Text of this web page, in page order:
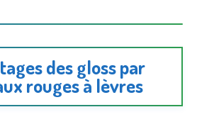
des gloss par
rouges à lèvres